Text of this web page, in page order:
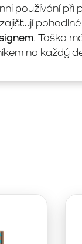
používání při
. Taška
na každý